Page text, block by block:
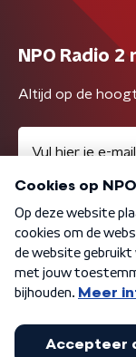
NPO Radio
Altijd op de
Algemene